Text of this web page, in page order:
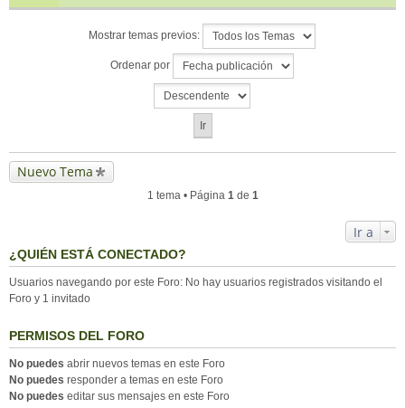
Mostrar temas previos:
Ordenar por
Nuevo Tema
1 tema • Página 1de 1
Ir a
¿QUIÉN ESTÁ CONECTADO?
Usuarios navegando por este Foro: No hay usuarios registrados visitando el
Foro y 1 invitado
PERMISOS DEL FORO
No puedes abrir nuevos temas en este Foro
No puedes responder a temas en este Foro
No puedes editar sus mensajes en este Foro